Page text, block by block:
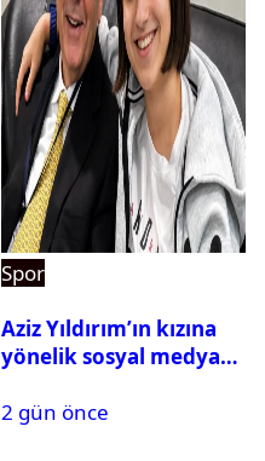
Spor
Aziz Yıldırım’ın kızına
yönelik sosyal medya
hakkında karar çıktı
2 gün önce